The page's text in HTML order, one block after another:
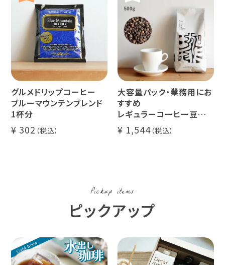
グルメドリップコーヒー
ブルーマウンテンブレンド
1杯分
302
大容量パック・業務用にお
すすめ
レギュラーコーヒー豆
イツモブレンド 500g
1,544
Pickup items
ピックアップ